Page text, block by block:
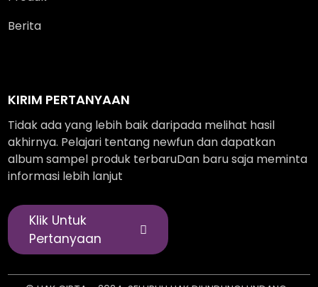
Berita
KIRIM PERTANYAAN
Tidak ada yang lebih baik daripada melihat hasil
akhirnya. Pelajari tentang newfun dan dapatkan
album sampel produk terbaruDan baru saja meminta
informasi lebih lanjut
Klik Untuk
Pertanyaan